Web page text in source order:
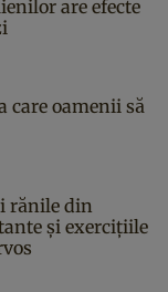
are efecte
care oamenii să
rănile din
și exercițiile